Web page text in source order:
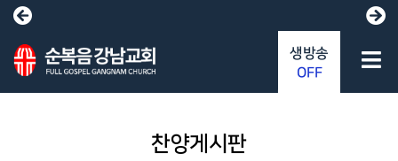
찬양게시판
생방송
OFF